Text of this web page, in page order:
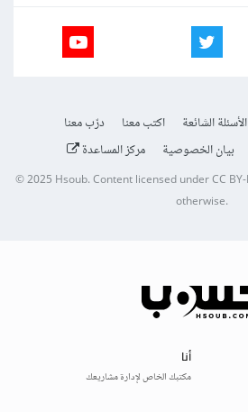
الأسئلة الشائعة اكتب معنا
درّب معنا
بيان الخصوصية مركز المساعدة
© 2025Hsoub.Content licensed underCC
otherwise.